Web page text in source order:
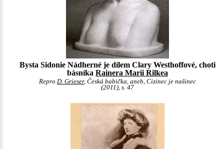
Bysta Sidonie Nádherné je dílem Clary Westhoffové, choti
básníka Rainera Marii Rilkea
Repro D. Grieser, Česká babička, aneb, Cizinec je našinec
(2011), s. 47